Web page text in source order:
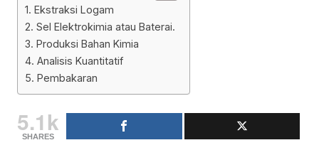
1. Ekstraksi Logam
2. Sel Elektrokimia atau Baterai.
3. Produksi Bahan Kimia
4. Analisis Kuantitatif
5. Pembakaran
5.1k
SHARES